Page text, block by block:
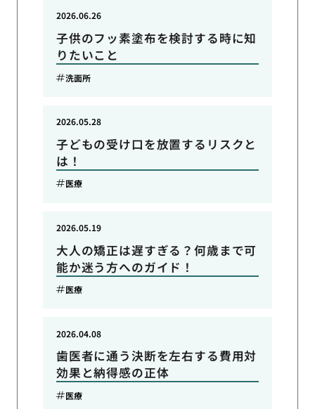
子供のフッ素塗布を検討する時に知
りたいこと
2026.06.26
洗面所
子どもの受け口を放置するリスクと
は！
2026.05.28
医療
大人の矯正は遅すぎる？何歳まで可
能か迷う方へのガイド！
2026.05.19
医療
歯医者に通う決断を左右する費用対
効果と納得感の正体
2026.04.08
医療